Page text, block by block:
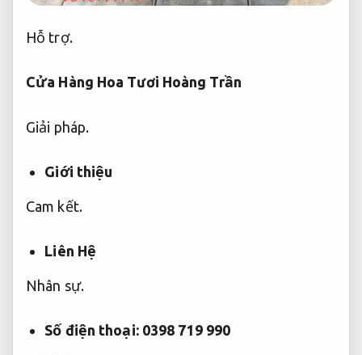
Hỗ trợ.
Cửa Hàng Hoa Tươi Hoàng Trần
Giải pháp.
Giới thiệu
Cam kết.
Liên Hệ
Nhân sự.
Số điện thoại: 0398 719 990